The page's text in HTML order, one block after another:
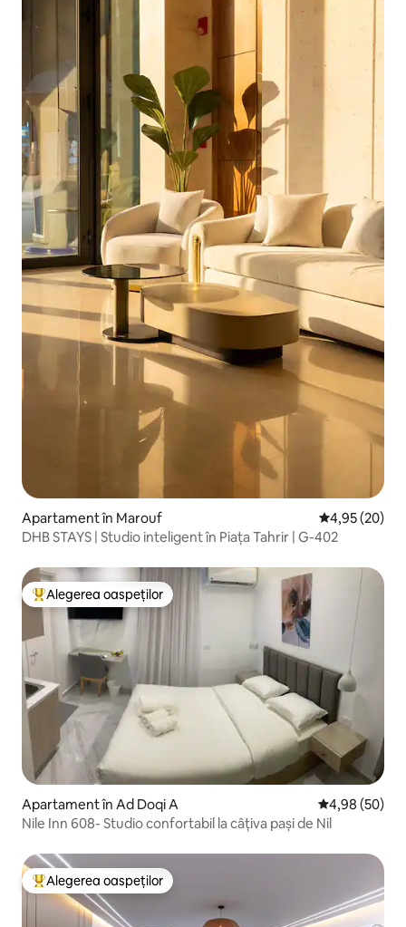
Apartament în Marouf Scor mediu
4,95 (20)
DHB STAYS | Studio inteligent în Piața Tahrir | G-402
Locuință din topul categoriei Alegerea oaspeților
Alegerea oaspeților
Apartament în Ad Doqi A Scor mediu
4,98 (50)
Nile Inn 608- Studio confortabil la câțiva pași de Nil
Locuință din topul categoriei Alegerea oaspeților
Alegerea oaspeților